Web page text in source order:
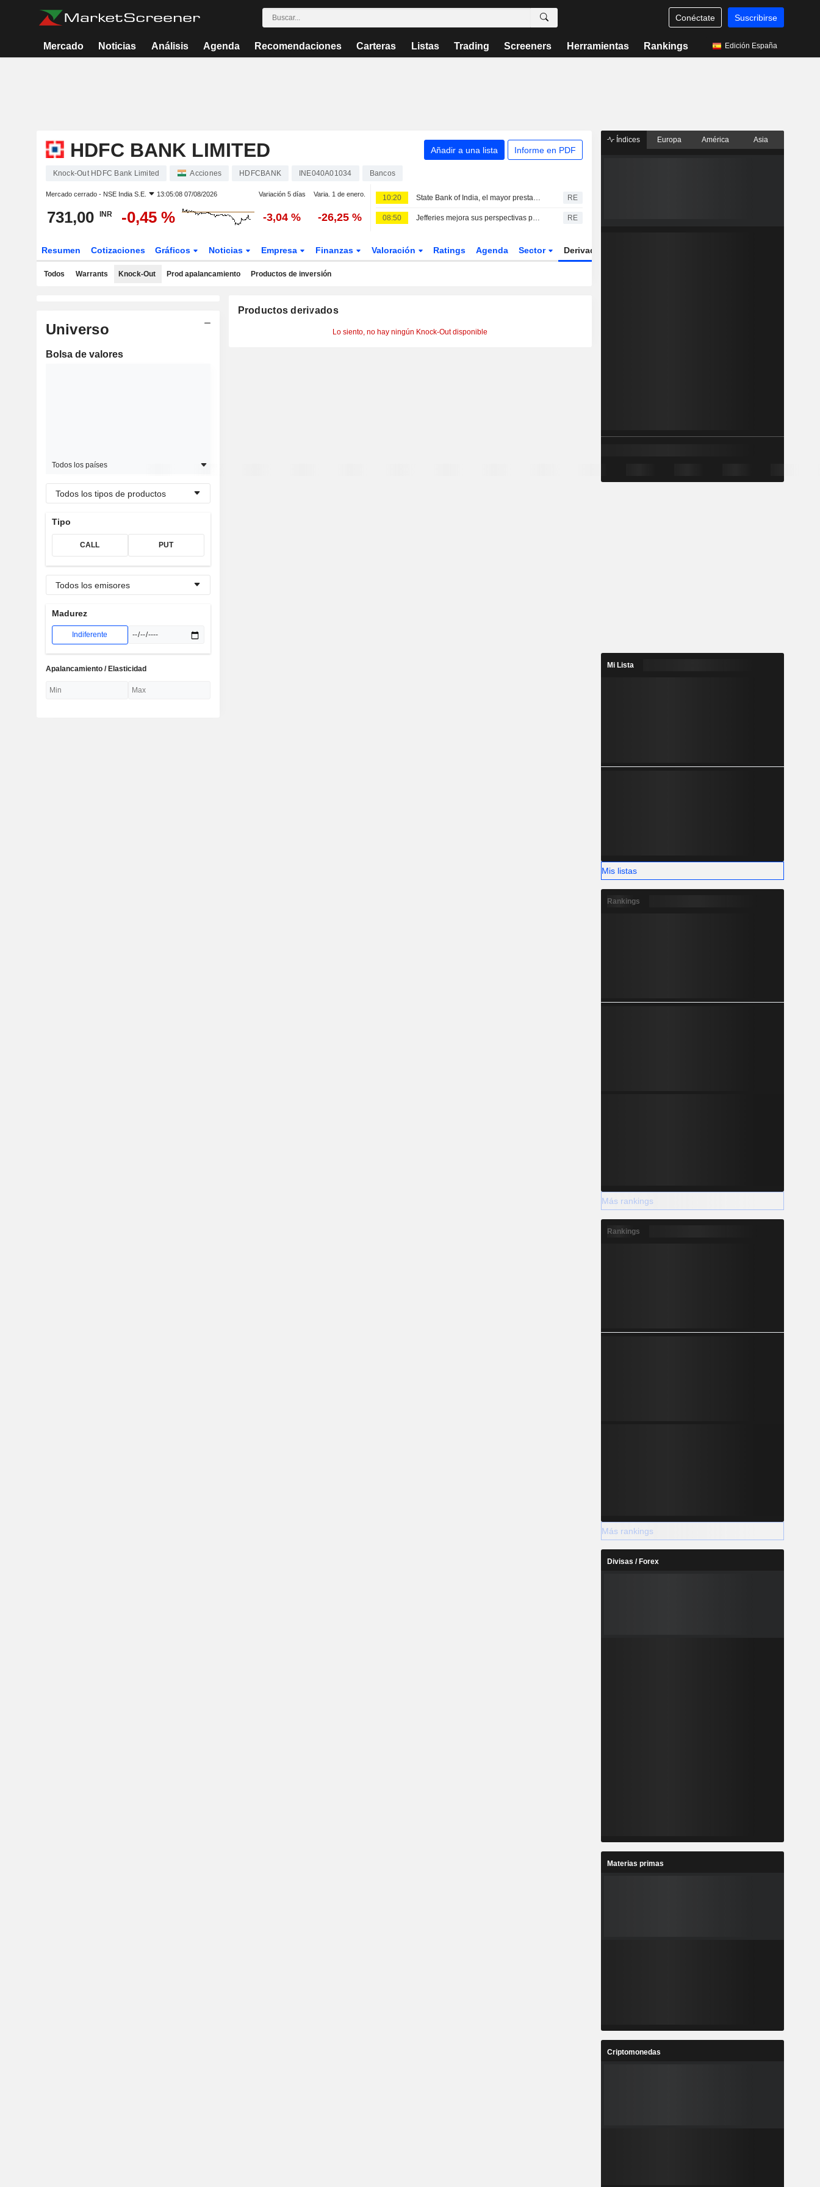
Conéctate Suscribirse
Mercado Noticias Análisis Agenda Recomendaciones Carteras Listas Trading Screeners Herramientas Rankings Edición España
HDFC BANK LIMITED Añadir a una lista Informe en PDF
Knock-Out HDFC Bank Limited Acciones HDFCBANK INE040A01034 Bancos
Mercado cerrado - NSE India S.E. 13:05:08 07/08/2026 Variación 5 días Varia. 1 de enero.
731,00 INR -0,45 % -3,04 % -26,25 %
10:20 State Bank of India, el mayor prestamista de la India, supera las previsiones de beneficio trimestral gracias al crecimiento del crédito RE
08:50 Jefferies mejora sus perspectivas para India ante el repunte del crédito y los flujos de capital, y excluye a HDFC Bank en su remodelación de cartera RE
Resumen Cotizaciones Gráficos Noticias Empresa Finanzas Valoración Ratings Agenda Sector Derivados
Todos Warrants Knock-Out Prod apalancamiento Productos de inversión
Universo
Bolsa de valores
Todos los países
Todos los tipos de productos
Tipo
CALL PUT
Todos los emisores
Madurez
Indiferente
Apalancamiento / Elasticidad
Productos derivados
Lo siento, no hay ningún Knock-Out disponible
Índices Europa América Asia
Mi Lista
Mis listas
Rankings
Más rankings
Rankings
Más rankings
Divisas / Forex
Materias primas
Criptomonedas